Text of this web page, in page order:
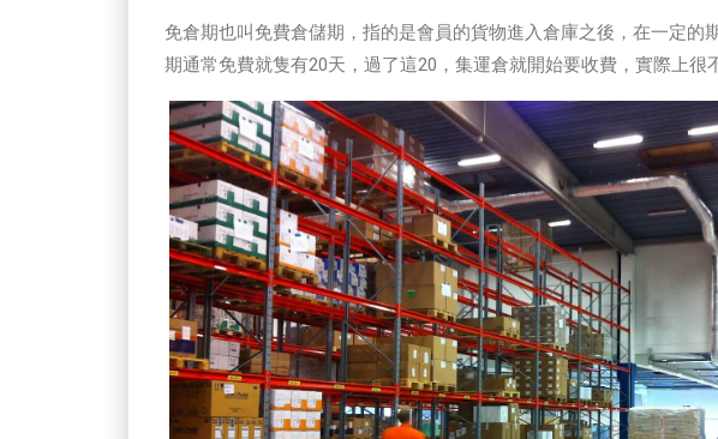
免倉期也叫免費倉儲期，指的是會員的貨物進入倉庫之後，在一定的
期通常免費就隻有20天，過了這20，集運倉就開始要收費，實際上很